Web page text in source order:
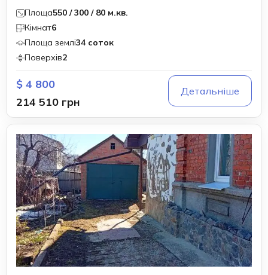
Площа550 / 300 / 80 м.кв.
Кімнат6
Площа землі34 соток
Поверхів2
$ 4 800
214 510 грн
Детальніше